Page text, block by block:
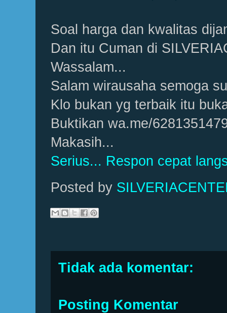
Soal harga dan kwalitas
Dan itu Cuman di
Wassalam...
Salam wirausaha semoga
Klo bukan yg terbaik itu
Buktikan wa.me/
Makasih...
Serius... Respon cepat
Posted by
Tidak ada komentar:
Posting Komentar